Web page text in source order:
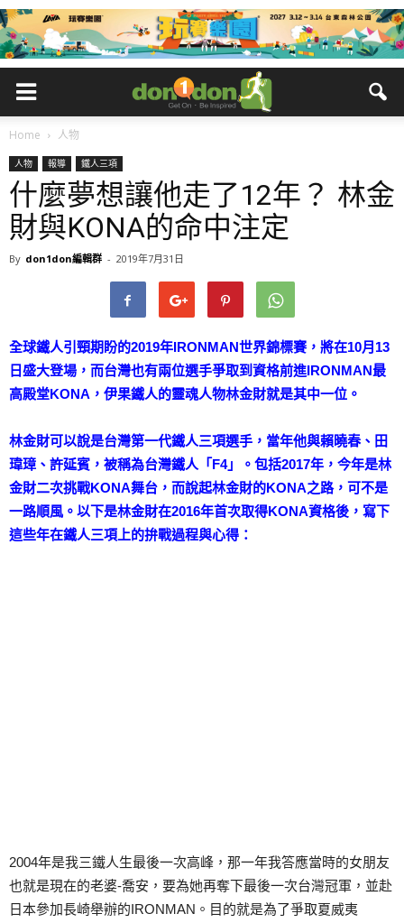
Home 人物
人物 報導 鐵人三項
什麼夢想讓他走了12年？ 林金
財與KONA的命中注定
By don1don編輯群 - 2019年7月31日
全球鐵人引頸期盼的2019年IRONMAN世界錦標賽，將在10月13
日盛大登場，而台灣也有兩位選手爭取到資格前進IRONMAN最
高殿堂KONA，伊果鐵人的靈魂人物林金財就是其中一位。
林金財可以說是台灣第一代鐵人三項選手，當年他與賴曉春、田
瑋璋、許延賓，被稱為台灣鐵人「F4」。包括2017年，今年是林
金財二次挑戰KONA舞台，而說起林金財的KONA之路，可不是
一路順風。以下是林金財在2016年首次取得KONA資格後，寫下
這些年在鐵人三項上的拚戰過程與心得：
2004年是我三鐵人生最後一次高峰，那一年我答應當時的女朋友
也就是現在的老婆-喬安，要為她再奪下最後一次台灣冠軍，並赴
日本參加長崎舉辦的IRONMAN。目的就是為了爭取夏威夷